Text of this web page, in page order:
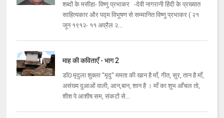
शब्दों के मसीहा- विष्णु प्रभाकर -देवी नागरानी हिंदी के प्रख्यात
साहित्यकार और पद्म विभूषण से सम्मानित विष्णु प्रभाकर ( २१
जून १९१२- ११ अप्रैल २...
माह की कविताएँ - भाग 2
डॉ0 मृदुला शुक्ला "मृदु" ममता की खान है माँ, गीत, सुर, तान है माँ,
असंख्य दुआओं वाली, आन,बान, शान है । माँ का शुभ आँचल तो,
शीश पे आशीष सम, संकटों से...